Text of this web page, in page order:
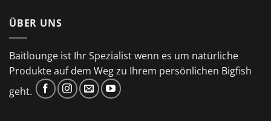
ÜBER UNS
Baitlounge ist Ihr Spezialist wenn es um natürliche
Produkte auf dem Weg zu Ihrem persönlichen Bigfish
geht.